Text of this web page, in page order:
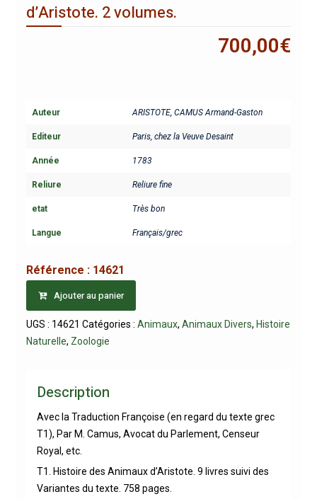
d’Aristote. 2 volumes.
700,00€
Auteur ARISTOTE, CAMUS Armand-Gaston
Editeur Paris, chez la Veuve Desaint
Année 1783
Reliure Reliure fine
etat Très bon
Langue Français/grec
Référence : 14621
Ajouter au panier
UGS : 14621 Catégories : Animaux, Animaux Divers, Histoire
Naturelle, Zoologie
Description
Avec la Traduction Françoise (en regard du texte grec
T1), Par M. Camus, Avocat du Parlement, Censeur
Royal, etc.
T1. Histoire des Animaux d’Aristote. 9 livres suivi des
Variantes du texte. 758 pages.